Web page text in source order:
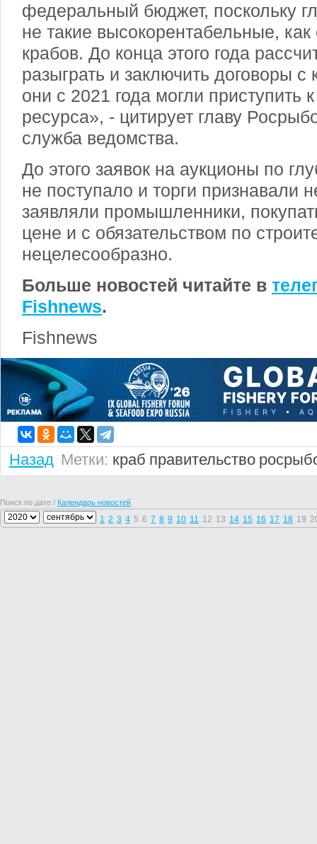
федеральный бюджет, поскольку
не такие высокорентабельные,
крабов. До конца этого года
разыграть и заключить договоры
они с 2021 года могли приступить
ресурса», - цитирует главу
служба ведомства.
До этого заявок на аукционы по
не поступало и торги признавали
заявляли промышленники,
цене и с обязательством по
нецелесообразно.
Больше новостей читайте в
Fishnews.
Fishnews
Назад Метки: краб правительство
Поиск по дате / Календарь новостей
1 2 3 4 5 6 7 8 9 10 11 12 13 14 15 16 17 18 19